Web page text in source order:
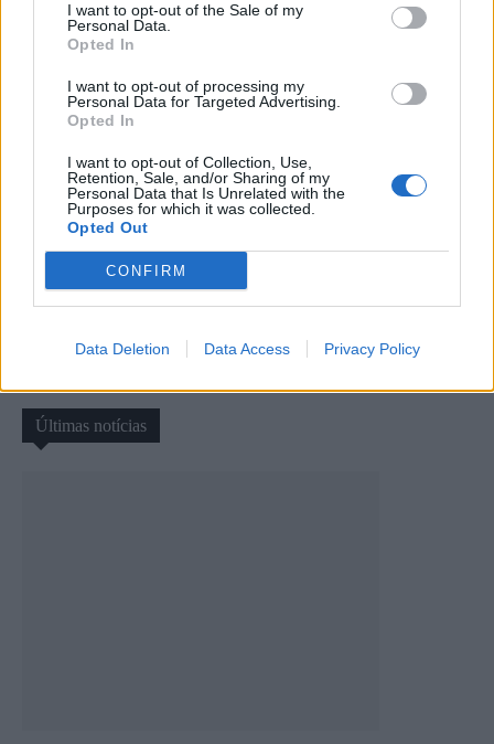
I want to opt-out of the Sale of my
Personal Data.
Opted In
I want to opt-out of processing my
Personal Data for Targeted Advertising.
Opted In
I want to opt-out of Collection, Use,
Retention, Sale, and/or Sharing of my
Personal Data that Is Unrelated with the
Purposes for which it was collected.
Opted Out
CONFIRM
Data Deletion Data Access Privacy Policy
ainda dentro do top 10 da classificação geral.
Artigo anterior
AF Bragança distinguida com
“Futebol Inclusivo”
Rampa Porca de Murça: Daniel
Turismos
Últimas notícias